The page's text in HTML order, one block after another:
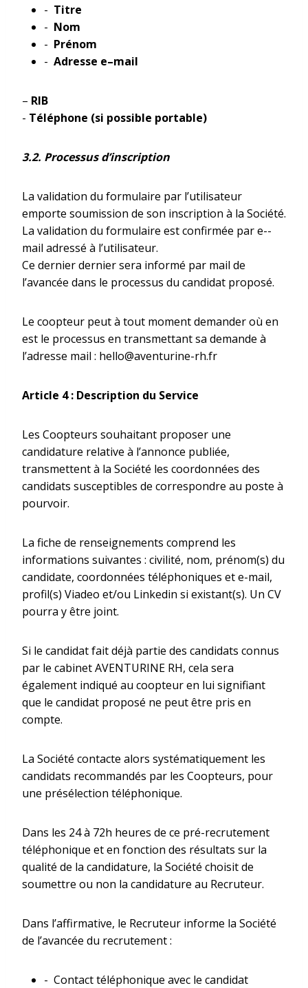
-­­ Titre
-­­ Nom
-­­ Prénom
-­ Adresse e–mail
–­ RIB
-­­ Téléphone (si possible portable)
3.2. Processus d’inscription
La validation du formulaire par l’utilisateur
emporte soumission de son inscription à la Société.
La validation du formulaire est confirmée par e-­­
mail adressé à l’utilisateur.
Ce dernier dernier sera informé par mail de
l’avancée dans le processus du candidat proposé.
Le coopteur peut à tout moment demander où en
est le processus en transmettant sa demande à
l’adresse mail : hello@aventurine-rh.fr
Article 4 : Description du Service
Les Coopteurs souhaitant proposer une
candidature relative à l’annonce publiée,
transmettent à la Société les coordonnées des
candidats susceptibles de correspondre au poste à
pourvoir.
La fiche de renseignements comprend les
informations suivantes : civilité, nom, prénom(s) du
candidate, coordonnées téléphoniques et e-­mail,
profil(s) Viadeo et/ou Linkedin si existant(s). Un CV
pourra y être joint.
Si le candidat fait déjà partie des candidats connus
par le cabinet AVENTURINE RH, cela sera
également indiqué au coopteur en lui signifiant
que le candidat proposé ne peut être pris en
compte.
La Société contacte alors systématiquement les
candidats recommandés par les Coopteurs, pour
une présélection téléphonique.
Dans les 24 à 72h heures de ce pré-­recrutement
téléphonique et en fonction des résultats sur la
qualité de la candidature, la Société choisit de
soumettre ou non la candidature au Recruteur.
Dans l’affirmative, le Recruteur informe la Société
de l’avancée du recrutement :
-­­ Contact téléphonique avec le candidat